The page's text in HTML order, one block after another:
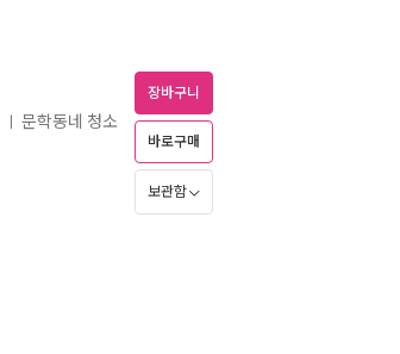
문학동네 청소
장바구니
바로구매
보관함